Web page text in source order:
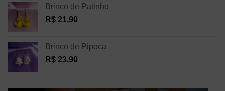
Brinco de Patinho
R$ 21,90
Brinco de Pipoca
R$ 23,90